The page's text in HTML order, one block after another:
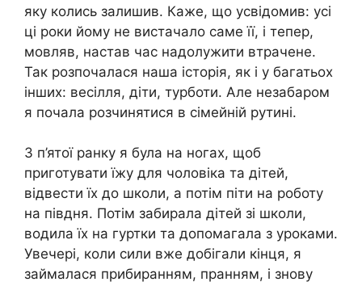
яку колись залишив. Каже, що усвідомив: усі
ці роки йому не вистачало саме її, і тепер,
мовляв, настав час надолужити втрачене.
Так розпочалася наша історія, як і у багатьох
інших: весілля, діти, турботи. Але незабаром
я почала розчинятися в сімейній рутині.
З п’ятої ранку я була на ногах, щоб
приготувати їжу для чоловіка та дітей,
відвести їх до школи, а потім піти на роботу
на півдня. Потім забирала дітей зі школи,
водила їх на гуртки та допомагала з уроками.
Увечері, коли сили вже добігали кінця, я
займалася прибиранням, пранням, і знову